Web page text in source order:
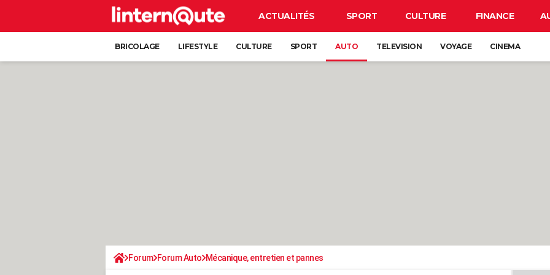
ACTUALITÉS SPORT CULTURE FINANCE
BRICOLAGE LIFESTYLE CULTURE SPORT AUTO TELEVISION VOYAGE CINEMA
Forum Forum Auto Mécanique, entretien et pannes